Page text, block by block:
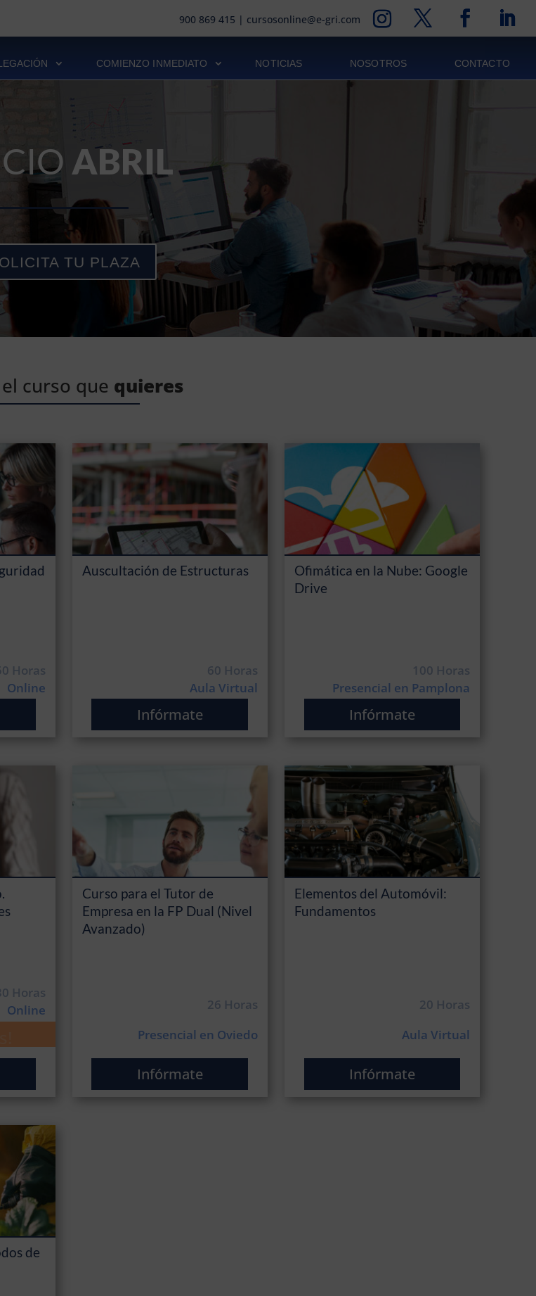
900 869 415 | cursosonline@e-gri.com
COMIENZO INMEDIATO NOTICIAS NOSOTROS CONTACTO
ABRIL
TU PLAZA
curso que quieres
Horas
Online
Auscultación de Estructuras
60 Horas
Aula Virtual
Infórmate
Ofimática en la Nube: Google
Drive
100 Horas
Presencial en Pamplona
Infórmate
Horas
Online
Curso para el Tutor de
Empresa en la FP Dual (Nivel
Avanzado)
26 Horas
Presencial en Oviedo
Infórmate
Elementos del Automóvil:
Fundamentos
20 Horas
Aula Virtual
Infórmate
de